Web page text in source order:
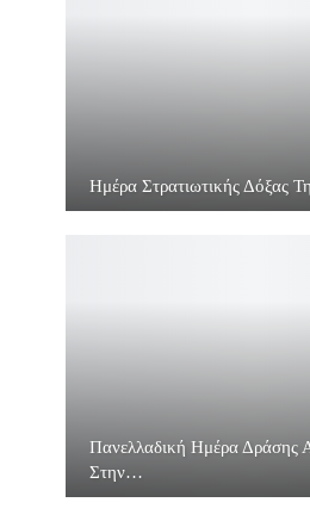
Ημέρα Στρατιωτικής Δόξας
Πανελλαδική Ημέρα Δράσης
Στην…